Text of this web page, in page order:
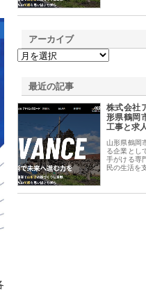
アーカイブ
最近の記事
株式会社
形県鶴岡
工事と求
山形県鶴岡
る企業とし
手がける専
民の生活を